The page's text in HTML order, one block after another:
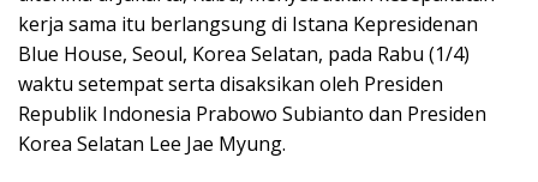
kerja sama itu berlangsung di Istana Kepresidenan
Blue House, Seoul, Korea Selatan, pada Rabu (1/4)
waktu setempat serta disaksikan oleh Presiden
Republik Indonesia Prabowo Subianto dan Presiden
Korea Selatan Lee Jae Myung.